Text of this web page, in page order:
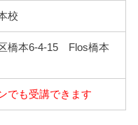
校
橋本6-4-15 Flos橋本
でも受講できます